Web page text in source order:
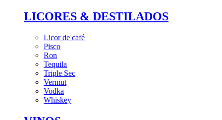
LICORES & DESTILADOS
Licor de café
Pisco
Ron
Tequila
Triple Sec
Vermut
Vodka
Whiskey